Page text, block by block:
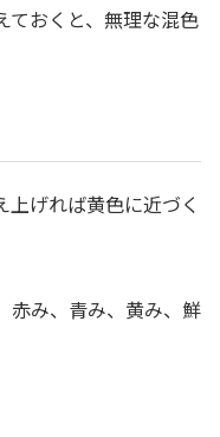
ておくと、無理な混色
げれば黄色に近づく
赤み、青み、黄み、鮮